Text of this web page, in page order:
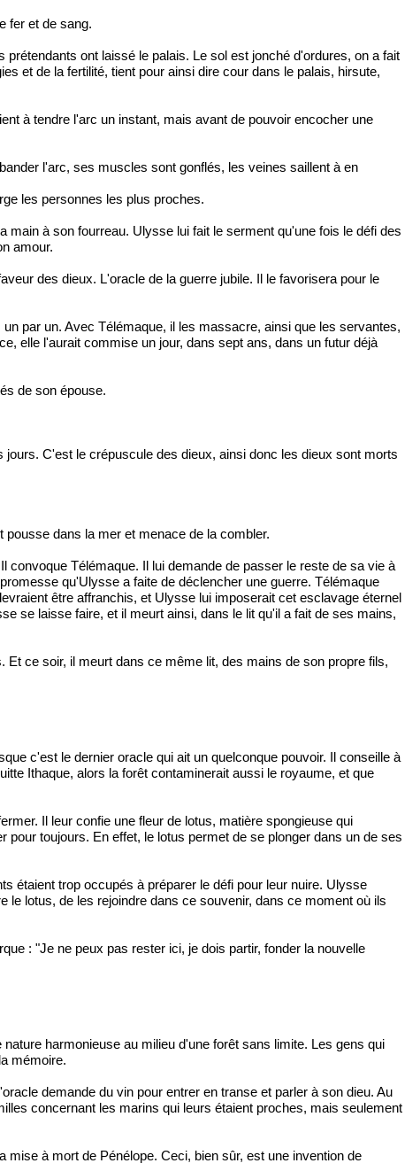
fer et de sang.
ont laissé le palais. Le sol est jonché d'ordures, on a fait
et de la fertilité, tient pour ainsi dire cour dans le palais, hirsute,
à tendre l'arc un instant, mais avant de pouvoir encocher une
l'arc, ses muscles sont gonflés, les veines saillent à en
les personnes les plus proches.
à son fourreau. Ulysse lui fait le serment qu'une fois le défi des
amour.
des dieux. L'oracle de la guerre jubile. Il le favorisera pour le
par un. Avec Télémaque, il les massacre, ainsi que les servantes,
elle l'aurait commise un jour, dans sept ans, dans un futur déjà
de son épouse.
C'est le crépuscule des dieux, ainsi donc les dieux sont morts
dans la mer et menace de la combler.
Télémaque. Il lui demande de passer le reste de sa vie à
qu'Ulysse a faite de déclencher une guerre. Télémaque
être affranchis, et Ulysse lui imposerait cet esclavage éternel
se laisse faire, et il meurt ainsi, dans le lit qu'il a fait de ses mains,
Et ce soir, il meurt dans ce même lit, des mains de son propre fils,
c'est le dernier oracle qui ait un quelconque pouvoir. Il conseille à
Ithaque, alors la forêt contaminerait aussi le royaume, et que
Il leur confie une fleur de lotus, matière spongieuse qui
toujours. En effet, le lotus permet de se plonger dans un de ses
étaient trop occupés à préparer le défi pour leur nuire. Ulysse
lotus, de les rejoindre dans ce souvenir, dans ce moment où ils
: "Je ne peux pas rester ici, je dois partir, fonder la nouvelle
harmonieuse au milieu d'une forêt sans limite. Les gens qui
mémoire.
demande du vin pour entrer en transe et parler à son dieu. Au
concernant les marins qui leurs étaient proches, mais seulement
mise à mort de Pénélope. Ceci, bien sûr, est une invention de